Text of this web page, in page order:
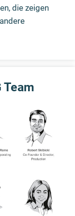
die zeigen
Team